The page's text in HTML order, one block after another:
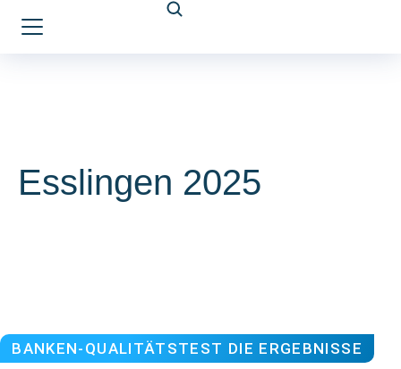
Esslingen 2025
BANKEN-QUALITÄTSTEST DIE ERGEBNISSE